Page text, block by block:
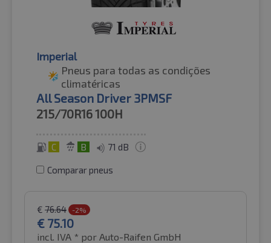
Imperial
Pneus para todas as condições
climatéricas
All Season Driver 3PMSF
215/70R16100H
C B 71 dB
Comparar pneus
€ 76.64 -2%
€ 75.10
incl. IVA * por Auto-Raifen GmbH